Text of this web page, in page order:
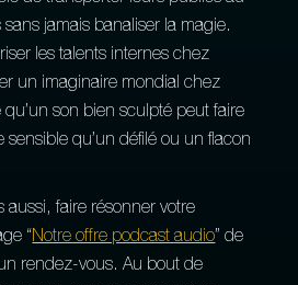
jamais banaliser la magie.
les talents internes chez
un imaginaire mondial chez
qu’un son bien sculpté peut faire
sensible qu’un défilé ou un flacon
aussi, faire résonner votre
“Notre offre podcast audio” de
rendez‑vous. Au bout de